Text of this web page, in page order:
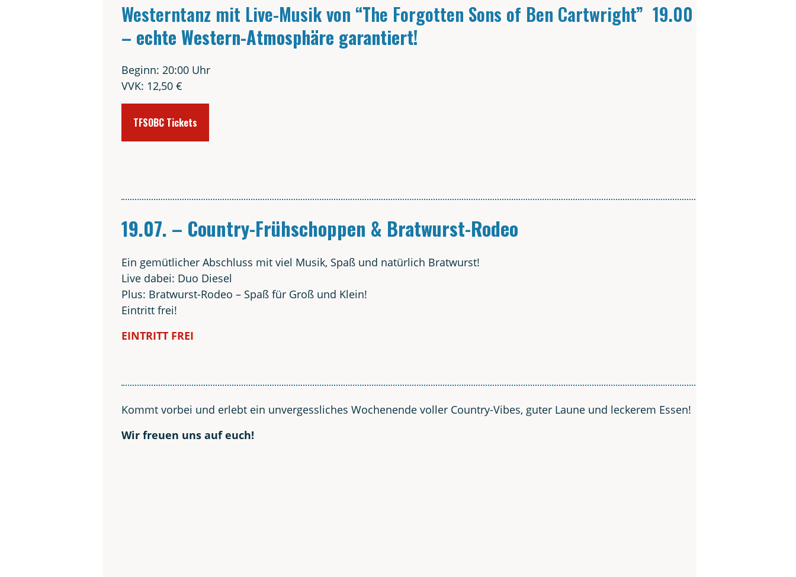
Wes­tern­tanz mit Live-Musik von “The For­got­ten Sons of Ben Cart­wright” 19.00 Uhr
– ech­te Wes­tern-Atmo­sphä­re garantiert!
Beginn: 20:00 Uhr
VVK: 12,50 €
TFSOBC Tickets
19.07. – Coun­try-Früh­schop­pen & Bratwurst-Rodeo
Ein gemüt­li­cher Abschluss mit viel Musik, Spaß und natür­lich Bratwurst!
Live dabei: Duo Diesel
Plus: Brat­wurst-Rodeo – Spaß für Groß und Klein!
Ein­tritt frei!
EIN­TRITT FREI
Kommt vor­bei und erlebt ein unver­gess­li­ches Wochen­en­de vol­ler Coun­try-Vibes, guter Lau­ne und lecke­rem Essen!
Wir freu­en uns auf euch!